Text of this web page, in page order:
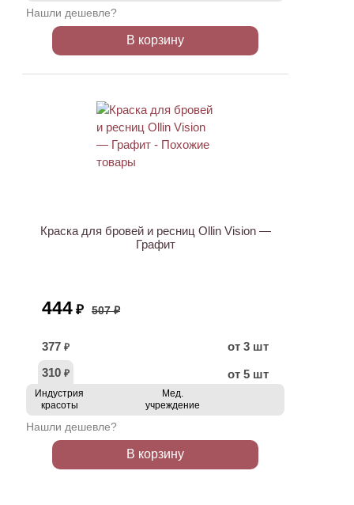
Нашли дешевле?
В корзину
Краска для бровей и ресниц Ollin Vision —
Графит
444 ₽ 507 ₽
377 ₽
от 3 шт
310 ₽ от 5 шт
Индустрия
красоты
Мед.
учреждение
Нашли дешевле?
В корзину